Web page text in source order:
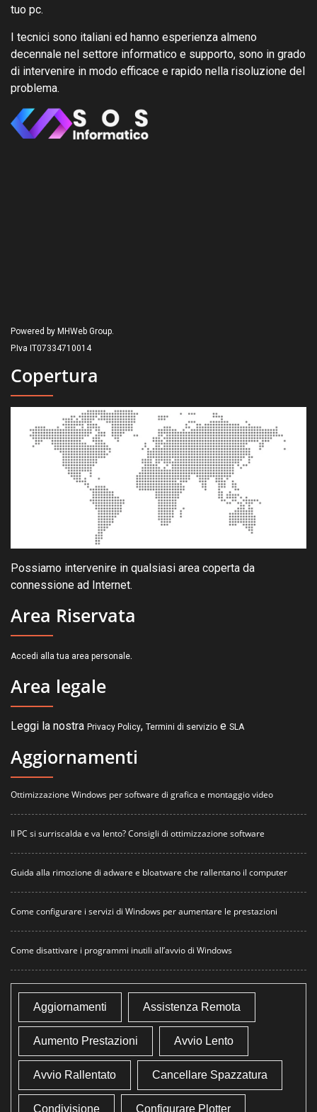
tuo pc.
I tecnici sono italiani ed hanno esperienza almeno
decennale nel settore informatico e supporto, sono in grado
di intervenire in modo efficace e rapido nella risoluzione del
problema.
Powered by MHWeb Group.
P.Iva IT07334710014
Copertura
Possiamo intervenire in qualsiasi area coperta da
connessione ad Internet.
Area Riservata
Accedi alla tua area personale.
Area legale
Leggi la nostra Privacy Policy, Termini di servizio e SLA
Aggiornamenti
Ottimizzazione Windows per software di grafica e montaggio video
Il PC si surriscalda e va lento? Consigli di ottimizzazione software
Guida alla rimozione di adware e bloatware che rallentano il computer
Come configurare i servizi di Windows per aumentare le prestazioni
Come disattivare i programmi inutili all’avvio di Windows
Aggiornamenti Assistenza Remota
Aumento Prestazioni Avvio Lento
Avvio Rallentato Cancellare Spazzatura
Condivisione Configurare Plotter